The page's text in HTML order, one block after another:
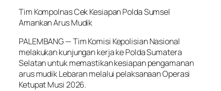
Tim Kompolnas Cek Kesiapan Polda Sumsel
Amankan Arus Mudik
PALEMBANG — Tim Komisi Kepolisian Nasional
melakukan kunjungan kerja ke Polda Sumatera
Selatan untuk memastikan kesiapan pengamanan
arus mudik Lebaran melalui pelaksanaan Operasi
Ketupat Musi 2026.